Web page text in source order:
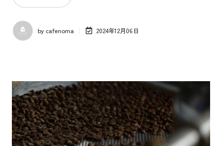
by cafenoma 2024年12月06日